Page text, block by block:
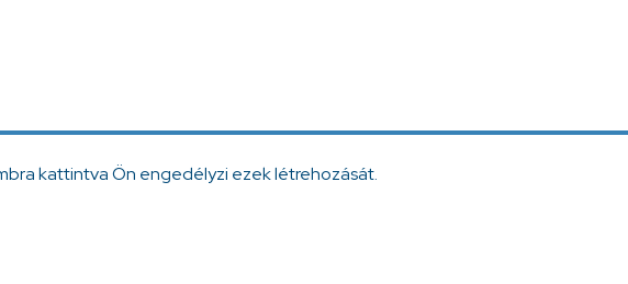
kattintva Ön engedélyzi ezek létrehozását.